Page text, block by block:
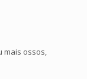
mais ossos,